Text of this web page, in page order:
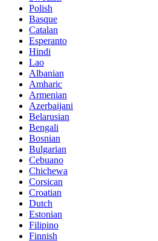
Polish
Basque
Catalan
Esperanto
Hindi
Lao
Albanian
Amharic
Armenian
Azerbaijani
Belarusian
Bengali
Bosnian
Bulgarian
Cebuano
Chichewa
Corsican
Croatian
Dutch
Estonian
Filipino
Finnish